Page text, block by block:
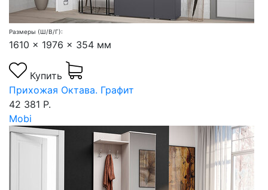
Размеры (Ш/В/Г):
1610 x 1976 x 354 мм
Купить
Прихожая Октава. Графит
42 381 Р.
Mobi